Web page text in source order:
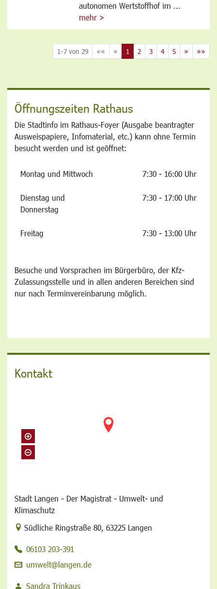
autonomen Wertstoffhof im ...
mehr >
1-7 von 29 «« « 1 2 3 4 5 » »»
Öffnungszeiten Rathaus
Die Stadtinfo im Rathaus-Foyer (Ausgabe beantragter
Ausweispapiere, Infomaterial, etc.) kann ohne Termin
besucht werden und ist geöffnet:
Montag und Mittwoch 7:30 - 16:00 Uhr
Dienstag und
Donnerstag
7:30 - 17:00 Uhr
Freitag 7:30 - 13:00 Uhr
Besuche und Vorsprachen im Bürgerbüro, der Kfz-
Zulassungsstelle und in allen anderen Bereichen sind
nur nach Terminvereinbarung möglich.
Kontakt
Stadt Langen - Der Magistrat - Umwelt- und
Klimaschutz
Link zur Google-Maps Navigation
Südliche Ringstraße 80 63225 Langen
06103 203-391
umwelt@langen.de
Sandra Trinkaus